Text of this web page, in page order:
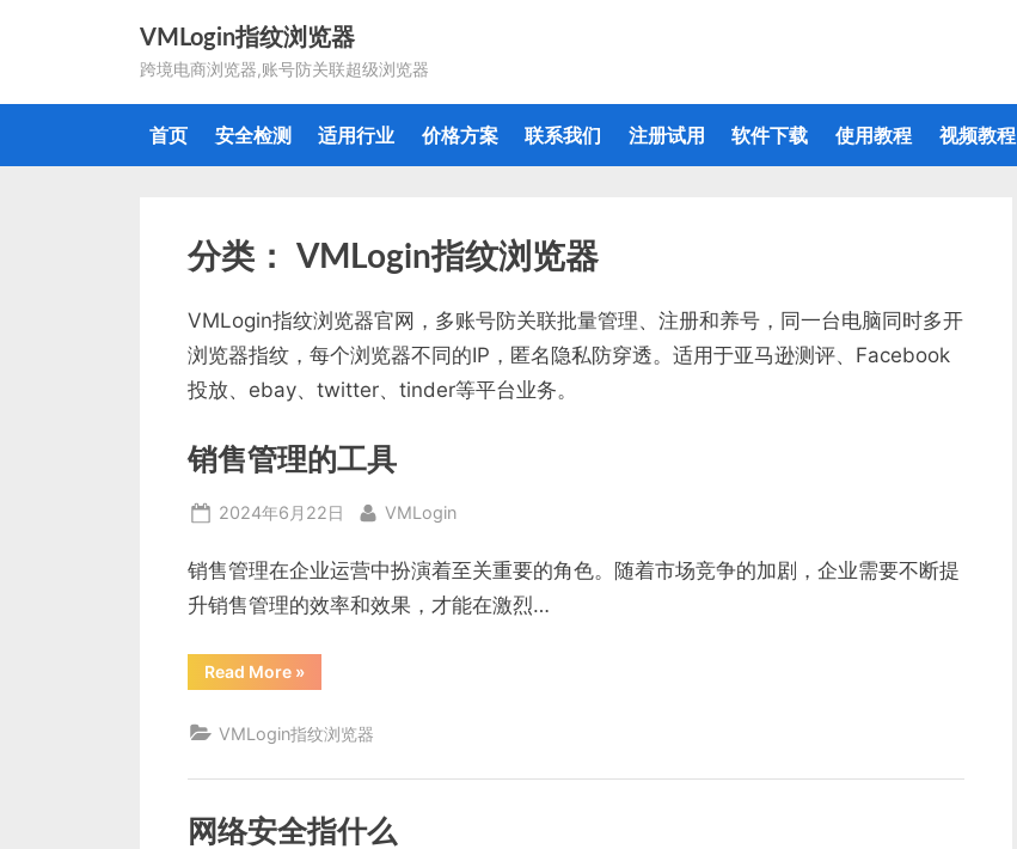
VMLogin指纹浏览器
跨境电商浏览器,账号防关联超级浏览器
首页 安全检测 适用行业 价格方案 联系我们 注册试用 软件下载 使用教程 视频教程
分类： VMLogin指纹浏览器
VMLogin指纹浏览器官网，多账号防关联批量管理、注册和养号，同一台电脑同时多开
浏览器指纹，每个浏览器不同的IP，匿名隐私防穿透。适用于亚马逊测评、Facebook
投放、ebay、twitter、tinder等平台业务。
销售管理的工具
Posted
2024年6月22日 By
VMLogin
销售管理在企业运营中扮演着至关重要的角色。随着市场竞争的加剧，企业需要不断提
升销售管理的效率和效果，才能在激烈…
Read More“销
售
的
»
VMLogin指纹浏览器
网络安全指什么